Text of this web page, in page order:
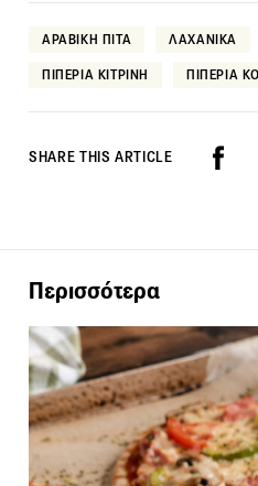
ΑΡΑΒΙΚΗ ΠΙΤΑ ΛΑΧΑΝΙΚΑ
ΠΙΠΕΡΙΑ ΚΙΤΡΙΝΗ ΠΙΠΕΡΙΑ
SHARE THIS ARTICLE
Περισσότερα